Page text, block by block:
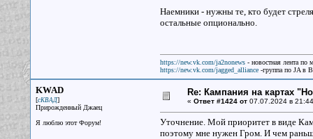
Наемники - нужны те, кто будет
остальные опционально.
https://new.vk.com/ja2nonews- новостная лента по
https://new.vk.com/jagged_alliance-группа по JA в
KWAD
[сКВАД]
Прирожденный Джаец
Я люблю этот Форум!
Re: Кампания на картах
« Ответ #1424 от07.07.2024 в
Уточнение. Мой приоритет в виде
поэтому мне нужен Гром. И чем